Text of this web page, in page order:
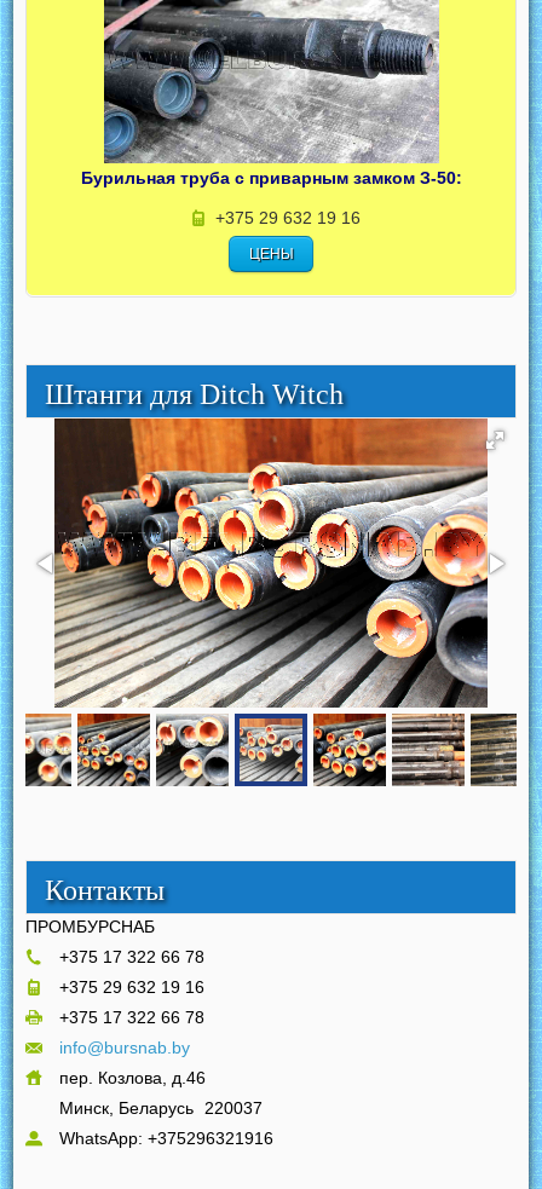
Бурильная труба с приварным замком З-50:
+375 29 632 19 16
ЦЕНЫ
Штанги для Ditch Witch
Контакты
ПРОМБУРСНАБ
+375 17 322 66 78
+375 29 632 19 16
+375 17 322 66 78
info@bursnab.by
пер. Козлова, д.46
Минск, Беларусь 220037
WhatsApp: +375296321916